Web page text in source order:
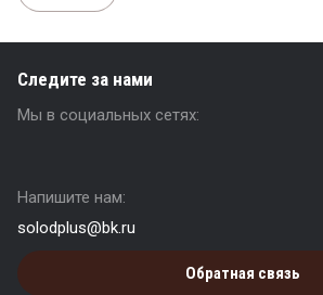
Следите за нами
Мы в социальных сетях:
Напишите нам:
solodplus@bk.ru
Обратная связь